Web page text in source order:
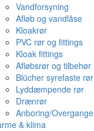
Vandforsyning
Afløb og vandlåse
Kloakrør
PVC rør og fittings
Kloak fittings
Afløbsrør og tilbehør
Blücher syrefaste rør
Lyddæmpende rør
Drænrør
Anboring/Overgange
& klima